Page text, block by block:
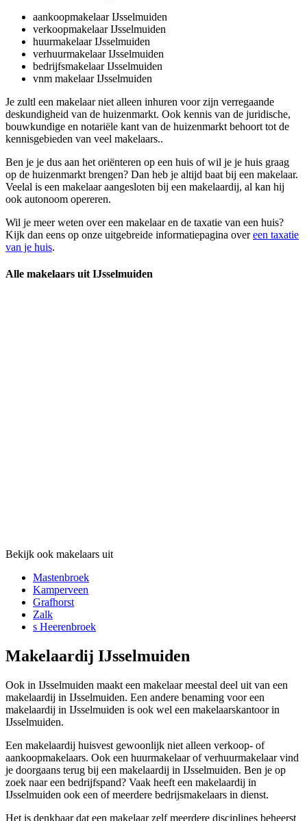
aankoopmakelaar IJsselmuiden
verkoopmakelaar IJsselmuiden
huurmakelaar IJsselmuiden
verhuurmakelaar IJsselmuiden
bedrijfsmakelaar IJsselmuiden
vnm makelaar IJsselmuiden
Je zultl een makelaar niet alleen inhuren voor zijn verregaande
deskundigheid van de huizenmarkt. Ook kennis van de juridische,
bouwkundige en notariële kant van de huizenmarkt behoort tot de
kennisgebieden van veel makelaars..
Ben je je dus aan het oriënteren op een huis of wil je je huis graag
op de huizenmarkt brengen? Dan heb je altijd baat bij een makelaar.
Veelal is een makelaar aangesloten bij een makelaardij, al kan hij
ook autonoom opereren.
Wil je meer weten over een makelaar en de taxatie van een huis?
Kijk dan eens op onze uitgebreide informatiepagina overeen taxatie
van je huis.
Alle makelaars uit IJsselmuiden
Bekijk ook makelaars uit
Mastenbroek
Kamperveen
Grafhorst
Zalk
s Heerenbroek
Makelaardij IJsselmuiden
Ook in IJsselmuiden maakt een makelaar meestal deel uit van een
makelaardij in IJsselmuiden. Een andere benaming voor een
makelaardij in IJsselmuiden is ook wel een makelaarskantoor in
IJsselmuiden.
Een makelaardij huisvest gewoonlijk niet alleen verkoop- of
aankoopmakelaars. Ook een huurmakelaar of verhuurmakelaar vind
je doorgaans terug bij een makelaardij in IJsselmuiden. Ben je op
zoek naar een bedrijfspand? Vaak heeft een makelaardij in
IJsselmuiden ook een of meerdere bedrijsmakelaars in dienst.
Het is denkbaar dat een makelaar zelf meerdere disciplines beheerst